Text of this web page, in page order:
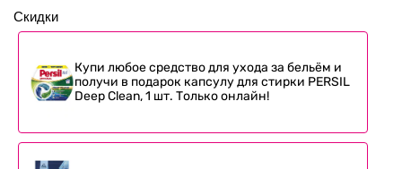
Скидки
Купи любое средство для ухода за бельём и
получи в подарок капсулу для стирки PERSIL
Deep Clean, 1 шт. Только онлайн!